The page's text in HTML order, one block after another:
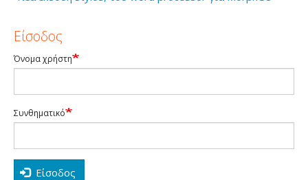
Είσοδος
Όνομα χρήστη
Συνθηματικό
Είσοδος